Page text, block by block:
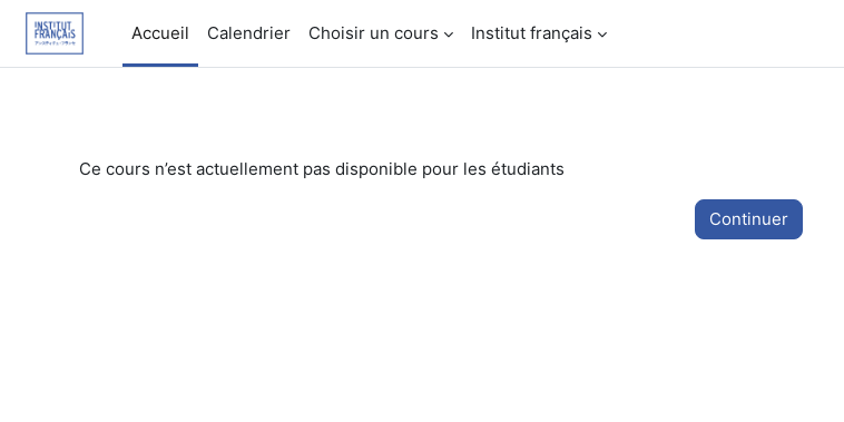
Passer au contenu principal
Accueil
Calendrier Choisir un cours Institut français
Ce cours n’est actuellement pas disponible pour les étudiants
Continuer